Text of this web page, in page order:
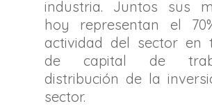
industria. Juntos sus
hoy representan el
actividad del sector en
de capital de
distribución de la
sector.